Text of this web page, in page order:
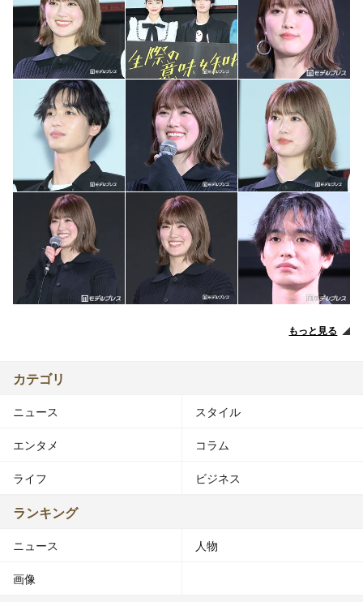
もっと見る
カテゴリ
ニュース スタイル
エンタメ コラム
ライフ ビジネス
ランキング
ニュース 人物
画像